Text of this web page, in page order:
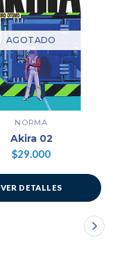
AGOTADO
NORMA
Akira 02
$29.000
VER DETALLES